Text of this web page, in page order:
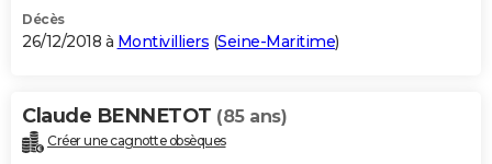
Décès
26/12/2018 à Montivilliers (Seine-Maritime)
Claude BENNETOT (85 ans)
Créer une cagnotte obsèques